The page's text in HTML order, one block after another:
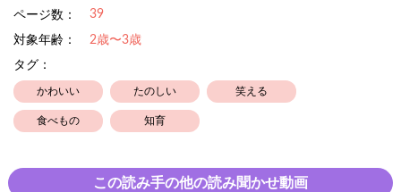
食育にもどうぞ。
ページ数： 39
対象年齢：
2歳〜3歳
タグ：
かわいい たのしい 笑える
食べもの 知育
この読み手の他の読み聞かせ動画